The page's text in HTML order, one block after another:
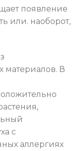
появление
или. наоборот,
материалов. В
с
аллергиях